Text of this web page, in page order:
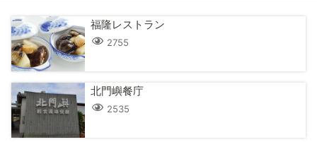
福隆レストラン
2755
北門嶼餐庁
2535